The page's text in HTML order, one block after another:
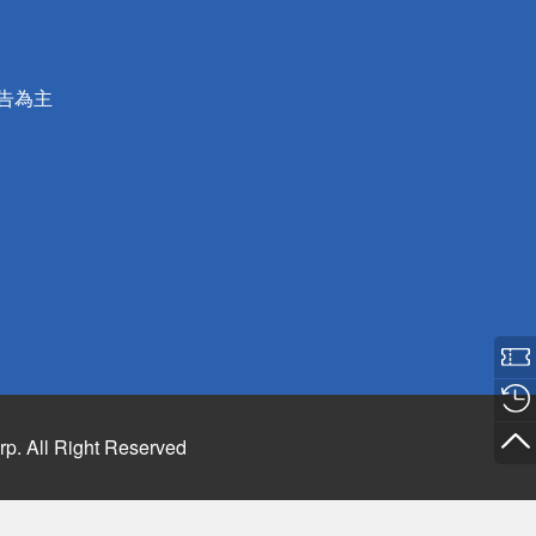
為主
All Right Reserved